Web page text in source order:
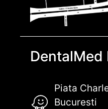
DentalMed
Piata
Bucuresti